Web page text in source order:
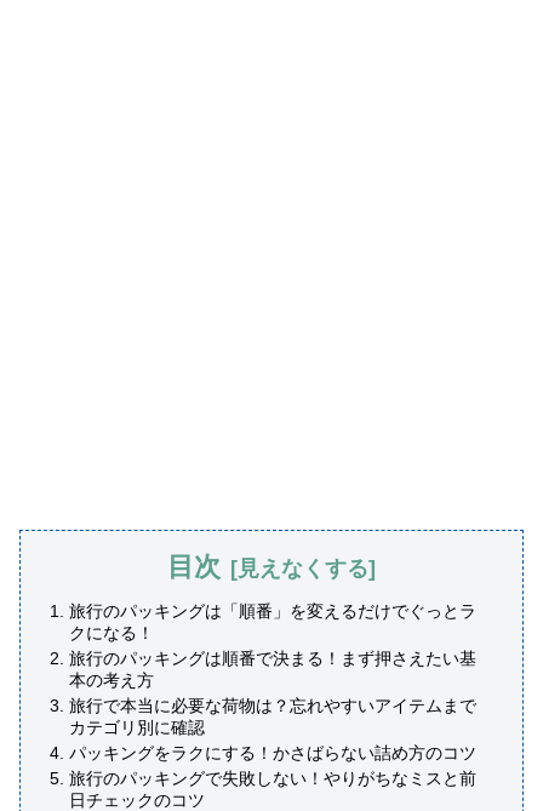
目次
旅行のパッキングは「順番」を変えるだけでぐっとラ
クになる！
旅行のパッキングは順番で決まる！まず押さえたい基
本の考え方
旅行で本当に必要な荷物は？忘れやすいアイテムまで
カテゴリ別に確認
パッキングをラクにする！かさばらない詰め方のコツ
旅行のパッキングで失敗しない！やりがちなミスと前
日チェックのコツ